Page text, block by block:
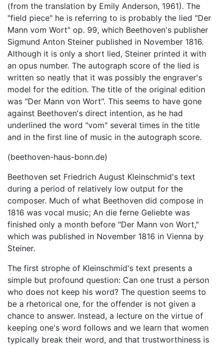
(from the translation by Emily Anderson, 1961). The
"field piece" he is referring to is probably the lied "Der
Mann vom Wort" op. 99, which Beethoven's publisher
Sigmund Anton Steiner published in November 1816.
Although it is only a short lied, Steiner printed it with
an opus number. The autograph score of the lied is
written so neatly that it was possibly the engraver's
model for the edition. The title of the original edition
was "Der Mann von Wort". This seems to have gone
against Beethoven's direct intention, as he had
underlined the word "vom" several times in the title
and in the first line of music in the autograph score.
(beethoven-haus-bonn.de)
Beethoven set Friedrich August Kleinschmid's text
during a period of relatively low output for the
composer. Much of what Beethoven did compose in
1816 was vocal music; An die ferne Geliebte was
finished only a month before "Der Mann von Wort,"
which was published in November 1816 in Vienna by
Steiner.
The first strophe of Kleinschmid's text presents a
simple but profound question: Can one trust a person
who does not keep his word? The question seems to
be a rhetorical one, for the offender is not given a
chance to answer. Instead, a lecture on the virtue of
keeping one's word follows and we learn that women
typically break their word, and that trustworthiness is